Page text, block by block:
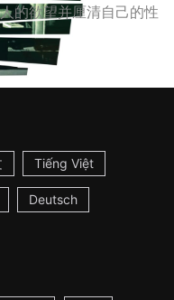
的欲望并厘清自己的性
Tiếng Việt
Deutsch